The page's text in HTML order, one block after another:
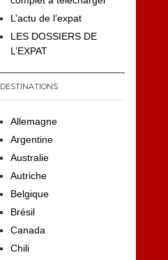
L’actu de l’expat
LES DOSSIERS DE
L’EXPAT
DESTINATIONS
Allemagne
Argentine
Australie
Autriche
Belgique
Brésil
Canada
Chili